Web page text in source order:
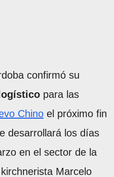
confirmó su
logístico para las
Chino el próximo fin
desarrollará los días
en el sector de la
Marcelo